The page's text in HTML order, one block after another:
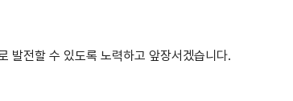
발전할 수 있도록 노력하고 앞장서겠습니다.